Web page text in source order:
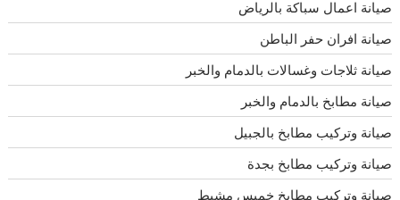
صيانة اعمال سباكة بالرياض
صيانة افران حفر الباطن
صيانة ثلاجات وغسالات بالدمام والخبر
صيانة مطابخ بالدمام والخبر
صيانة وتركيب مطابخ بالجبيل
صيانة وتركيب مطابخ بجدة
صيانة وتركيب مطابخ خميس مشيط